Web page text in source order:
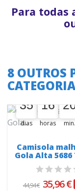
Para todas
8 OUTROS
A oferta termina
35
35
00
dias
16
16
00
horas min.
Camisola
Gola Alta
44,94 € 35,96 €